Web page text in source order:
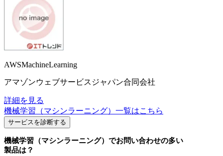
AWSMachineLearning
アマゾンウェブサービスジャパン合同会社
詳細を見る
機械学習（マシンラーニング） 一覧はこちら
サービスを診断する
機械学習（マシンラーニング） でお問い合わせの多い
製品は？